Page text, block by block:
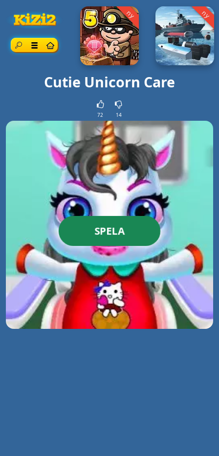
Sök Meny
ny ny
Cutie Unicorn Care
72 14
SPELA